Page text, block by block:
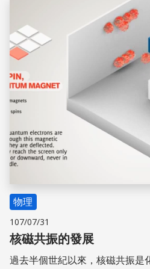
物理
107/07/31
核磁共振的發展
過去半個世紀以來，核磁共振是